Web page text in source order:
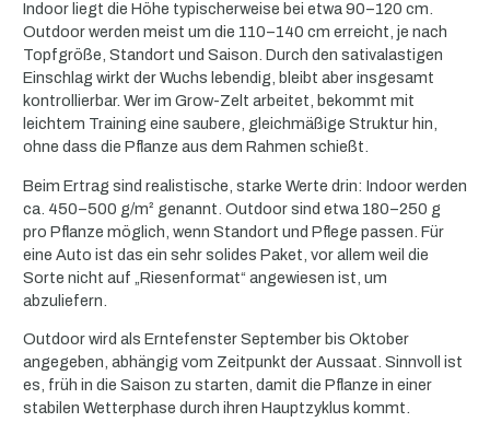
Indoor liegt die Höhe typischerweise bei etwa 90–120 cm.
Outdoor werden meist um die 110–140 cm erreicht, je nach
Topfgröße, Standort und Saison. Durch den sativalastigen
Einschlag wirkt der Wuchs lebendig, bleibt aber insgesamt
kontrollierbar. Wer im Grow-Zelt arbeitet, bekommt mit
leichtem Training eine saubere, gleichmäßige Struktur hin,
ohne dass die Pflanze aus dem Rahmen schießt.
Beim Ertrag sind realistische, starke Werte drin: Indoor werden
ca. 450–500 g/m² genannt. Outdoor sind etwa 180–250 g
pro Pflanze möglich, wenn Standort und Pflege passen. Für
eine Auto ist das ein sehr solides Paket, vor allem weil die
Sorte nicht auf „Riesenformat“ angewiesen ist, um
abzuliefern.
Outdoor wird als Erntefenster September bis Oktober
angegeben, abhängig vom Zeitpunkt der Aussaat. Sinnvoll ist
es, früh in die Saison zu starten, damit die Pflanze in einer
stabilen Wetterphase durch ihren Hauptzyklus kommt.